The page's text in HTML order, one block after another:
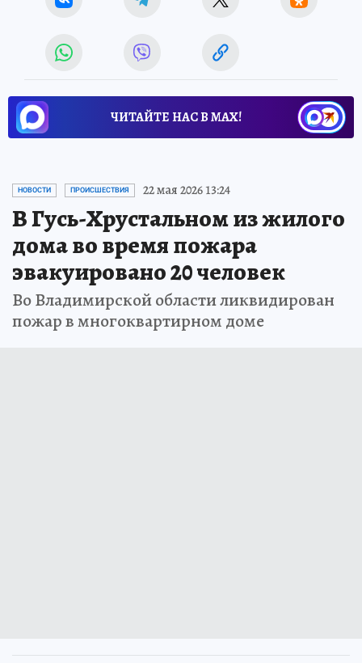
ЧИТАЙТЕ НАС В МАХ!
НОВОСТИ ПРОИСШЕСТВИЯ 22 мая 2026 13:24
В Гусь-Хрустальном из жилого
дома во время пожара
эвакуировано 20 человек
Во Владимирской области ликвидирован
пожар в многоквартирном доме